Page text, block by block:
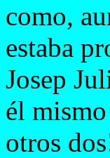
como,
estaba
Josep
él
otros